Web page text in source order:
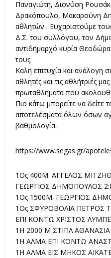
Παναγιώτη, Διονύση
Δρακόπουλο, Μακαρούνη
αθλητών . Ευχαριστούμε
Δ.Σ. του συλλόγου, τον
αντιδήμαρχό κυρία
τους.
Καλή επιτυχία και ανάλογη
αθλητές και τις αθλήτριές
πρωταθλήματα που
Πιο κάτω μπορείτε να δείτε
αποτελέσματα όλων όσων
βαθμολογία.
https://www.segas.gr/
1Ος 400Μ. ΑΓΓΕΛΟΣ
ΓΕΩΡΓΙΟΣ ΔΗΜΟΠΟΥΛΟΣ
1Ος 1500Μ. ΓΕΩΡΓΙΟΣ
1Ος ΣΦΥΡΟΒΟΛΙΑ ΠΕΤΡΟΣ
ΕΠΙ ΚΟΝΤΩ ΧΡΙΣΤΟΣ
1Η 2000 Μ ΣΤΙΠΛ
1Η ΑΛΜΑ ΕΠΙ ΚΟΝΤΩ
1Η ΑΛΜΑ ΕΙΣ ΜΗΚΟΣ